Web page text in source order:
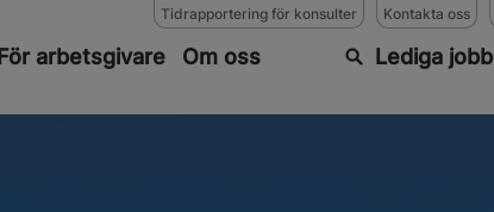
Tidrapportering för konsulter Kontakta oss
För arbetsgivare Om oss Lediga jobb